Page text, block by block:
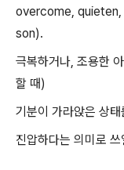
overcome,
son).
극복하거나, 조용한
할 때)
기분이 가라앉은 상태
진압하다는 의미로